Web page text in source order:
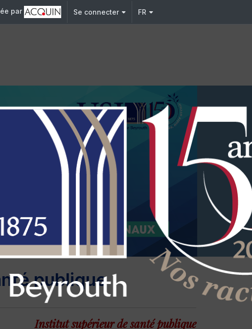
par Se connecter FR
publique
Institut supérieur de santé publique